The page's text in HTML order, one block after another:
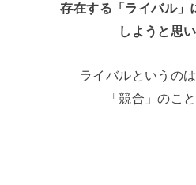
存在する「ライバル」
しようと思い
ライバルというの
「競合」のこ